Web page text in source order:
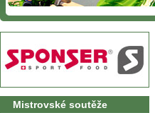
Mistrovské soutěže